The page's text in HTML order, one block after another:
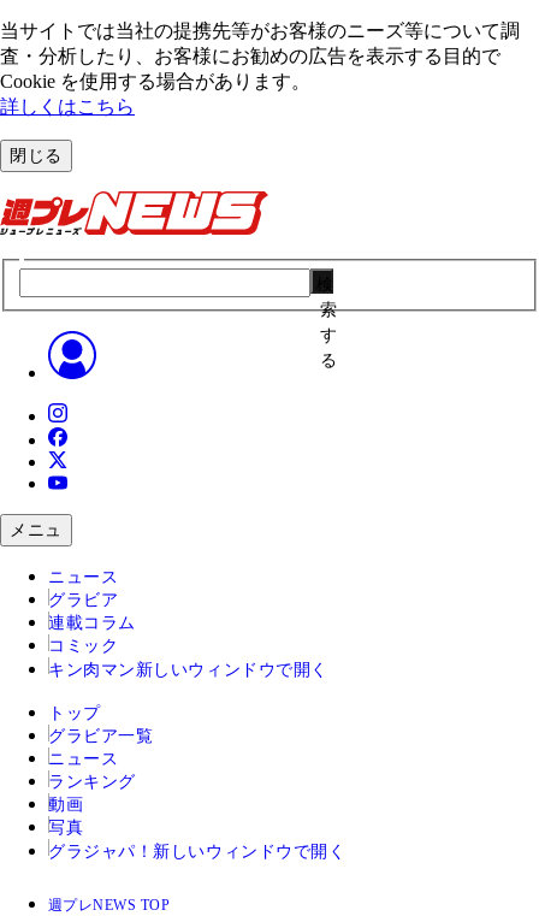
当サイトでは当社の提携先等がお客様のニーズ等について調
査・分析したり、お客様にお勧めの広告を表⽰する⽬的で
Cookie を使⽤する場合があります。
詳しくはこちら
閉じる
索
す
る
メニュ
ニュース
グラビア
連載コラム
コミック
キン肉マン 新しいウィンドウで開く
トップ
グラビア一覧
ニュース
ランキング
動画
写真
グラジャパ！ 新しいウィンドウで開く
週プレNEWS TOP